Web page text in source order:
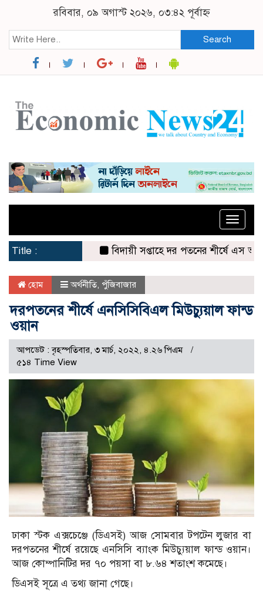
রবিবার, ০৯ অগাস্ট ২০২৬, ০৩:৪২ পূর্বাহ্ন
Search
Toggle
Title :
বিদায়ী সপ্তাহে দর পতনের শীর্ষে এস আলম
হোম অর্থনীতি পুঁজিবাজার
দরপতনের শীর্ষে এনসিসিবিএল মিউচ্যুয়াল ফান্ড
ওয়ান
আপডেট : বৃহস্পতিবার, ৩ মার্চ, ২০২২, ৪.২৬ পিএম
৫১৪ Time View
ঢাকা স্টক এক্সচেঞ্জে (ডিএসই) আজ সোমবার টপটেন লুজার বা
দরপতনের শীর্ষে রয়েছে এনসিসি ব্যাংক মিউচ্যুয়াল ফান্ড ওয়ান।
আজ কোম্পানিটির দর ৭০ পয়সা বা ৮.৬৪ শতাংশ কমেছে।
ডিএসই সূত্রে এ তথ্য জানা গেছে।